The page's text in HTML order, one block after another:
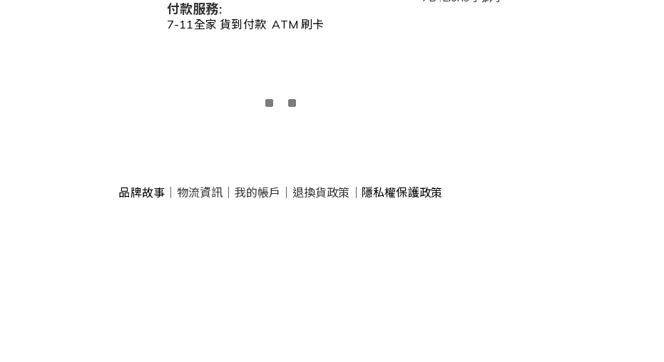
付款服務:
7-11全家 貨到付款 ATM 刷卡
品牌故事 物流資訊 我的帳戶 退換貨政策 隱私權保護政策